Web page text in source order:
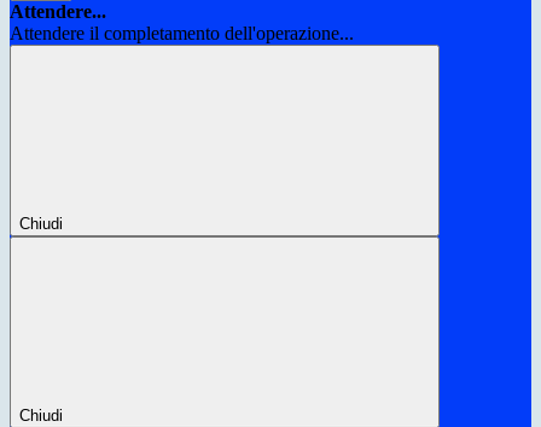
Attendere...
Attendere il completamento dell'operazione...
Chiudi
Chiudi